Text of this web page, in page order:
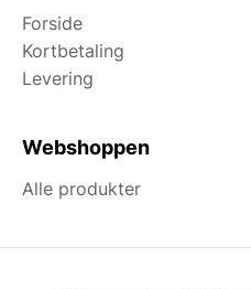
Forside
Kortbetaling
Levering
Webshoppen
Alle produkter